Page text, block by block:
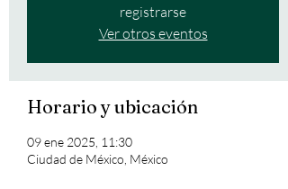
registrarse
Ver otros eventos
Horario y ubicación
09 ene 2025, 11:30
Ciudad de México, México